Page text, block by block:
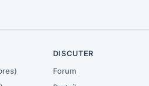
DISCUTER
Forum